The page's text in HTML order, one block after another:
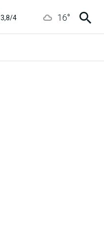
3,8/4
16°